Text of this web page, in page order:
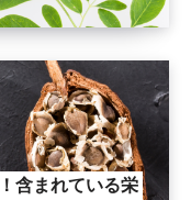
含まれている栄